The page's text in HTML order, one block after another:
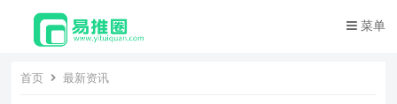
菜单
首页 最新资讯